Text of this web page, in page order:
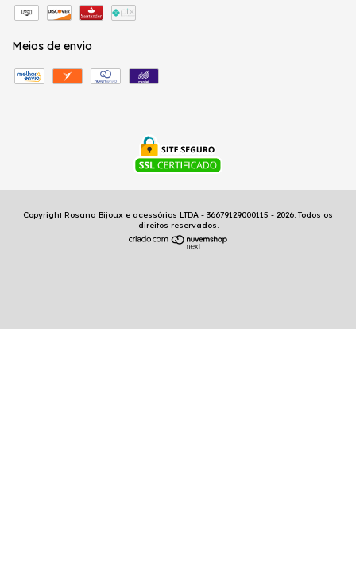
Meios de envio
Copyright Rosana Bijoux e acessórios LTDA - 36679129000115 - 2026. Todos os
direitos reservados.